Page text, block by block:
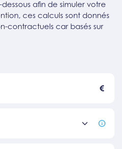
afin de simuler votre
ces calculs sont donnés
contractuels car basés sur
€